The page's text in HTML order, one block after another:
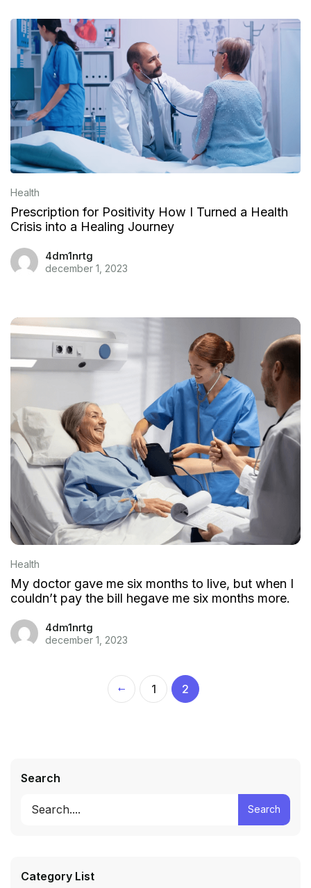
Health
Prescription for Positivity How I Turned a Health
Crisis into a Healing Journey
4dm1nrtg
december 1, 2023
Health
My doctor gave me six months to live, but when I
couldn’t pay the bill hegave me six months more.
4dm1nrtg
december 1, 2023
1 2
Search
Search
Category List